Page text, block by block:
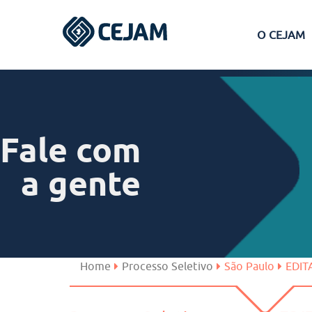
O CEJAM
Ferraz de Vasconcelos
São José dos Campos
Fale com
a gente
Home Processo Seletivo São Paulo